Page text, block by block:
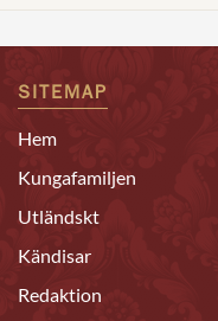
SITEMAP
Hem
Kungafamiljen
Utländskt
Kändisar
Redaktion